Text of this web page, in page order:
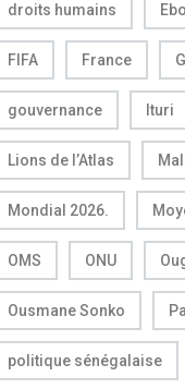
droits humains
FIFA France
gouvernance Ituri
Lions de l’Atlas
Mondial 2026.
OMS ONU
Ousmane Sonko
politique sénégalaise